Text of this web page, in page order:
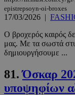
epistrepsoyn-oi-broxes
17/03/2026 |
Ο βροχερός καιρός
μας. Με τα σωστά
δημιουργήσουμε ...
81.Όσκαρ
υποψηφίων